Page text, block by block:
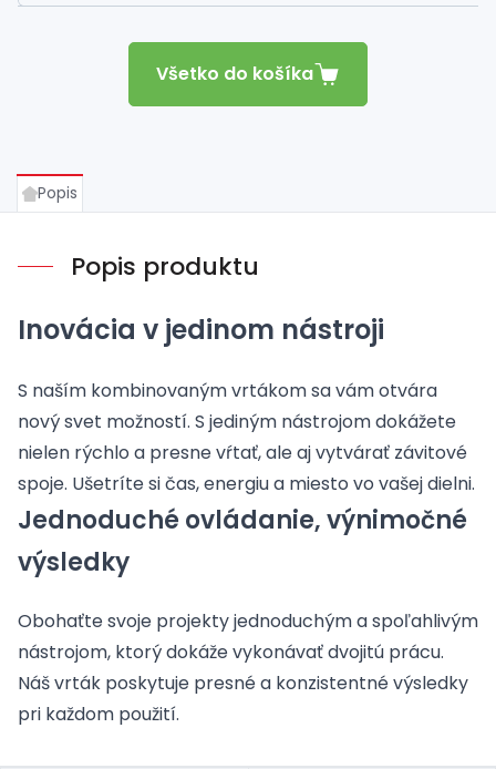
Všetko do košíka
Popis
Popis produktu
Inovácia v jedinom nástroji
S naším kombinovaným vrtákom sa vám otvára
nový svet možností. S jediným nástrojom dokážete
nielen rýchlo a presne vŕtať, ale aj vytvárať závitové
spoje. Ušetríte si čas, energiu a miesto vo vašej dielni.
Jednoduché ovládanie, výnimočné
výsledky
Obohaťte svoje projekty jednoduchým a spoľahlivým
nástrojom, ktorý dokáže vykonávať dvojitú prácu.
Náš vrták poskytuje presné a konzistentné výsledky
pri každom použití.